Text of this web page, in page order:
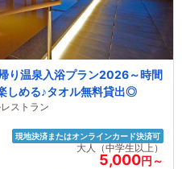
り温泉入浴プラン2026～時間
しめる♪タオル無料貸出◎
ストラン
現地決済またはオンラインカード決済可
大人（中学生以上）
5,000円～